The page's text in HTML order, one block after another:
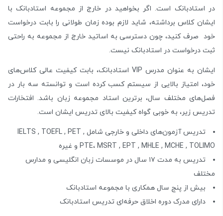
در استادبانک است. اگر بخواهید در خارج از مجموعه استادبانک با
ایشان کلاس برداشته، شاید لازم بوده زمان طولانی را بابت درخواست
خود صرف کنید، چون دسترسی به اساتید خارج از مجموعه به راحتی
ثبت درخواست در استادبانک نیست.
ایشان به عنوان مدرس VIP استادبانک، بابت کیفیت عالی کلاس‌های
خود، امتیاز بالایی از سیستم کسب کرده است و توانسته سه بار در
فصل‌های مختلف سال، برترین استاد مجموعه زبان باشد. افتخارات
تدریس زیر، به خوبی گواه کیفیت بالای تدریس ایشان است.
تدریس آزمون‌های داخلی و خارجی شامل IELTS , TOEFL , PET ,
PTE، MSRT , EPT , MHLE , MCHE , TOLIMO و غیره
تدریس به مدت ۱۷ سال در موسسات زبان انگلیسی و مدارس
مختلف
بیش از پنج سال همکاری با مجموعه استادبانک
دارای مدرک دوره اخلاق حرفه‌ای تدریس استادبانک